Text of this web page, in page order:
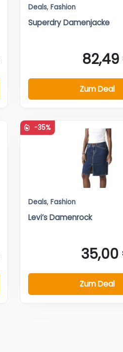
Deals, Fashion
Superdry Damenjacke
Zum Deal
-35%
Deals, Fashion
Levi’s Damenrock
Zum Deal